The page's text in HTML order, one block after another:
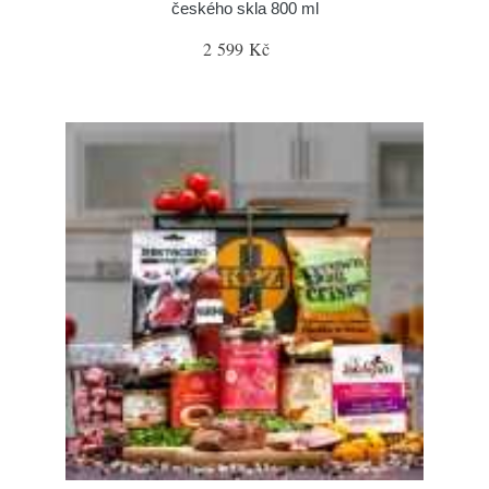
českého skla 800 ml
2 599 Kč